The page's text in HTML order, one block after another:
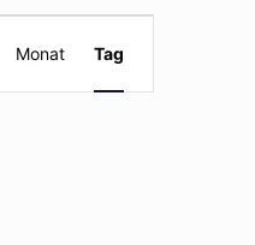
Monat Tag